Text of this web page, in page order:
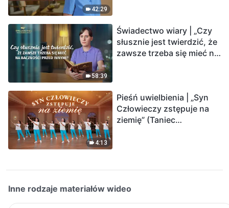
42:29
58:39
Świadectwo wiary | „Czy
słusznie jest twierdzić, że
zawsze trzeba się mieć na
4:13
Pieśń uwielbienia | „Syn
Człowieczy zstępuje na
ziemię” (Taniec
Inne rodzaje materiałów wideo